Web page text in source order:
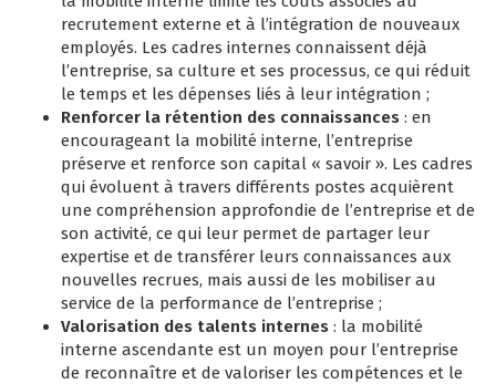
recrutement externe et à l’intégration de nouveaux
employés. Les cadres internes connaissent déjà
l’entreprise, sa culture et ses processus, ce qui réduit
le temps et les dépenses liés à leur intégration ;
Renforcer la rétention des connaissances : en
encourageant la mobilité interne, l’entreprise
préserve et renforce son capital « savoir ». Les cadres
qui évoluent à travers différents postes acquièrent
une compréhension approfondie de l’entreprise et de
son activité, ce qui leur permet de partager leur
expertise et de transférer leurs connaissances aux
nouvelles recrues, mais aussi de les mobiliser au
service de la performance de l’entreprise ;
Valorisation des talents internes : la mobilité
interne ascendante est un moyen pour l’entreprise
de reconnaître et de valoriser les compétences et le